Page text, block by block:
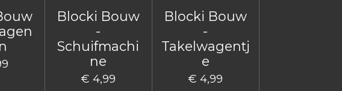
Blocki Bouw
-
Schuifmachi
ne
€ 4,99
Blocki Bouw
-
Takelwagentj
e
€ 4,99